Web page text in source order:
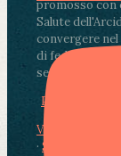
promosso con
Salute
convergere
di fedeli,
segnate dalla
Photo
View on
· Share